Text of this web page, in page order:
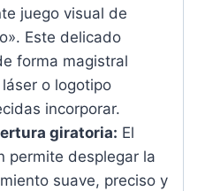
juego visual de
Este delicado
forma magistral
o logotipo
incorporar.
giratoria: El
permite desplegar la
suave, preciso y